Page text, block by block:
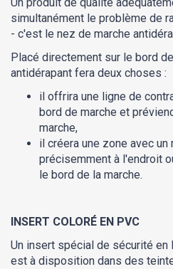
simultanément le problème de
- c'est le nez de marche
Placé directement sur le bord
antidérapant fera deux choses :
il offrira une ligne de
bord de marche et
marche,
il créera une zone avec
précisemment à l'endroit
le bord de la marche.
INSERT COLORÉ EN PVC
Un insert spécial de sécurité en
est à disposition dans des